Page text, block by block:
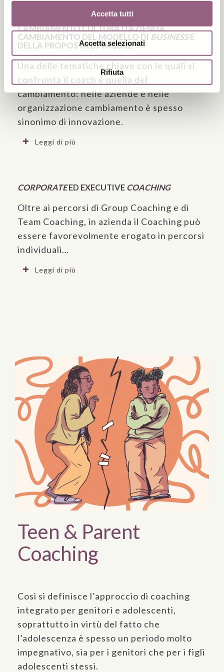
Accetta tutti
Accetta selezionati
Rifiuta
COACHING PER L’INNOVAZIONE:
CAMBIAMENTO CULTURA D’AZIENDA,
CAMBIAMENTO DEL MODELLO DI BUSINESSE
DELLA PROPOSTA DI VALORE
Una delle tematiche chiave con le quali si
confronta il coach è quella del
cambiamento: nelle aziende e nelle
organizzazione cambiamento è spesso
sinonimo di innovazione.
Leggi di più
CORPORATEED EXECUTIVE COACHING
Oltre ai percorsi di Group Coaching e di
Team Coaching, in azienda il Coaching può
essere favorevolmente erogato in percorsi
individuali…
Leggi di più
Teen & Parent
Coaching
Così si definisce l’approccio di coaching
integrato per genitori e adolescenti,
soprattutto in virtù del fatto che
l’adolescenza è spesso un periodo molto
impegnativo, sia per i genitori che per i figli
adolescenti stessi.